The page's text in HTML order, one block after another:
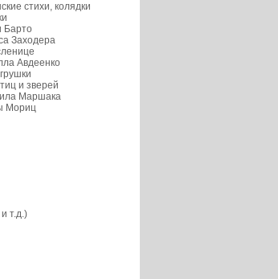
стихи, колядки
Барто
Заходера
Авдеенко
и зверей
Маршака
Мориц
т.д.)